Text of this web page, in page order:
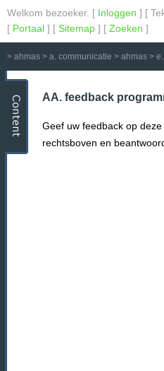
Welkom bezoeker. [ Inloggen ] [
[ Portaal ] [ Sitemap ] [ Zoeken ]
> ahmas > a. communicatie > ahmas >
AA. feedback
Geef uw feedback op
rechtsboven en